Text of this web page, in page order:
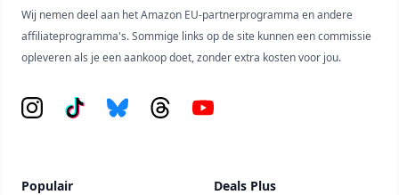
Wij nemen deel aan het Amazon EU-partnerprogramma en andere
affiliateprogramma's. Sommige links op de site kunnen een commissie
opleveren als je een aankoop doet, zonder extra kosten voor jou.
Instagram
Tiktok BlueskyThreadsYouTube
Populair Deals Plus